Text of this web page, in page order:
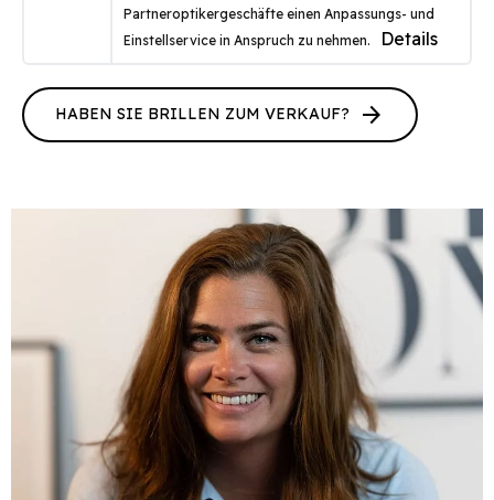
Partneroptikergeschäfte einen Anpassungs- und
Einstellservice in Anspruch zu nehmen.
Details
HABEN SIE BRILLEN ZUM VERKAUF? arrow_forward